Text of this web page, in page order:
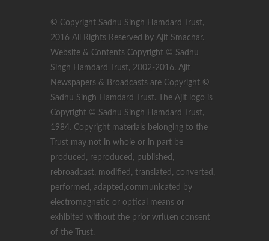
© Copyright Sadhu Singh Hamdard Trust,
2016 All Rights Reserved by Ajit Smachar.
Website & Contents Copyright © Sadhu
Singh Hamdard Trust, 2002-2016. Ajit
Newspapers & Broadcasts are Copyright ©
Sadhu Singh Hamdard Trust. The Ajit logo is
Copyright © Sadhu Singh Hamdard Trust,
1984. Copyright materials belonging to the
Trust may not in whole or in part be
produced, reproduced, published,
rebroadcast, modified, translated, converted,
performed, adapted,communicated by
electromagnetic or optical means or
exhibited without the prior written consent
of the Trust.